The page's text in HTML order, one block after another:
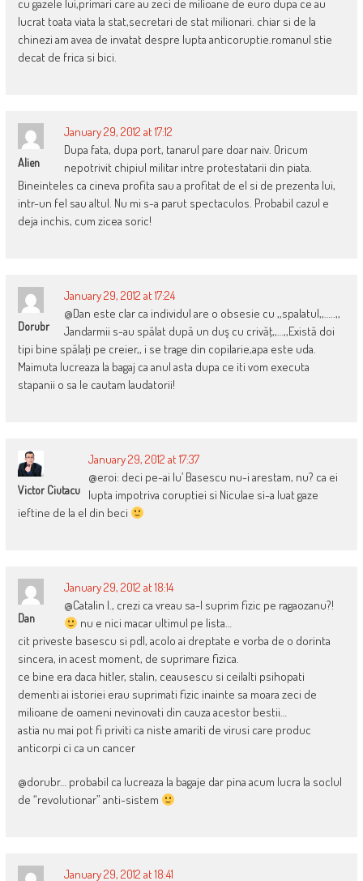
cu gazele lui,primari care au zeci de milioane de euro dupa ce au
lucrat toata viata la stat,secretari de stat milionari. chiar si de la
chinezi am avea de invatat despre lupta anticoruptie.romanul stie
decat de frica si bici.
Alien
January 29, 2012 at 17:12
Dupa fata, dupa port, tanarul pare doar naiv. Oricum
nepotrivit chipiul militar intre protestatarii din piata.
Bineinteles ca cineva profita sau a profitat de el si de prezenta lui,
intr-un fel sau altul. Nu mi s-a parut spectaculos. Probabil cazul e
deja inchis, cum zicea soric!
Dorubr
January 29, 2012 at 17:24
@Dan este clar ca individul are o obsesie cu ,,spalatul,,…..,,
Jandarmii s-au spălat după un duş cu crivăţ,,…,,Există doi
tipi bine spălaţi pe creier,, i se trage din copilarie,apa este uda.
Maimuta lucreaza la bagaj ca anul asta dupa ce iti vom executa
stapanii o sa le cautam laudatorii!
Victor Ciutacu
January 29, 2012 at 17:37
@eroi: deci pe-ai lu’ Basescu nu-i arestam, nu? ca ei
lupta impotriva coruptiei si Niculae si-a luat gaze
ieftine de la el din beci
Dan
January 29, 2012 at 18:14
@Catalin I., crezi ca vreau sa-l suprim fizic pe ragaozanu?!
nu e nici macar ultimul pe lista…
cit priveste basescu si pdl, acolo ai dreptate e vorba de o dorinta
sincera, in acest moment, de suprimare fizica.
ce bine era daca hitler, stalin, ceausescu si ceilalti psihopati
dementi ai istoriei erau suprimati fizic inainte sa moara zeci de
milioane de oameni nevinovati din cauza acestor bestii…
astia nu mai pot fi priviti ca niste amariti de virusi care produc
anticorpi ci ca un cancer
@dorubr… probabil ca lucreaza la bagaje dar pina acum lucra la soclul
de “revolutionar” anti-sistem
January 29, 2012 at 18:41